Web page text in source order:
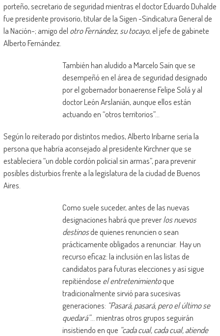
porteño, secretario de seguridad mientras el doctor Eduardo Duhalde
fue presidente provisorio, titular de la Sigen -Sindicatura General de
la Nación-; amigo del otro Fernández, su tocayo, el jefe de gabinete
Alberto Fernández.
También han aludido a Marcelo Saín que se
desempeñó en el área de seguridad designado
por el gobernador bonaerense Felipe Solá y al
doctor León Arslanián, aunque ellos están
actuando en “otros territorios”…
Según lo reiterado por distintos medios, Alberto Iribarne sería la
persona que habría aconsejado al presidente Kirchner que se
estableciera “un doble cordón policial sin armas”, para prevenir
posibles disturbios frente a la legislatura de la ciudad de Buenos
Aires.
Como suele suceder, antes de las nuevas
designaciones habrá que preverlos nuevos
destinosde quienes renuncien o sean
prácticamente obligados a renunciar. Hay un
recurso eficaz: la inclusión en las listas de
candidatos para futuras elecciones y así sigue
repitiéndose el entretenimientoque
tradicionalmente sirvió para sucesivas
generaciones: “Pasará, pasará, pero el último se
quedará”… mientras otros grupos seguirán
insistiendo en que “cada cual, cada cual, atiende